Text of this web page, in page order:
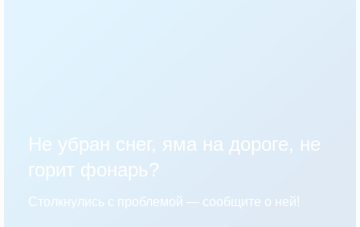
Не убран снег, яма на дороге, не
горит фонарь?
Столкнулись с проблемой — сообщите о ней!